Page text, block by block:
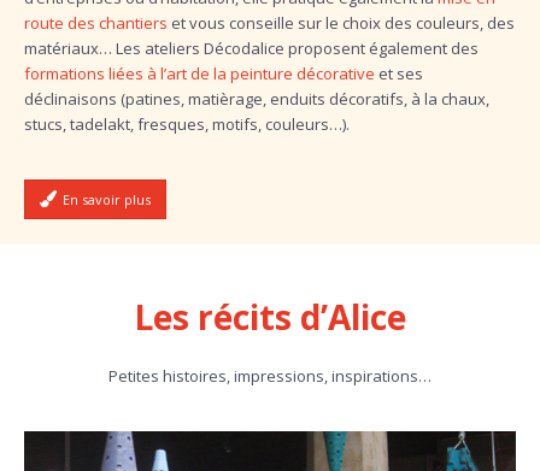
route des chantiers et vous conseille sur le choix des couleurs, des
matériaux… Les ateliers Décodalice proposent également des
formations liées à l’art de la peinture décorative et ses
déclinaisons (patines, matièrage, enduits décoratifs, à la chaux,
stucs, tadelakt, fresques, motifs, couleurs…).
En savoir plus
Les récits d’Alice
Petites histoires, impressions, inspirations…